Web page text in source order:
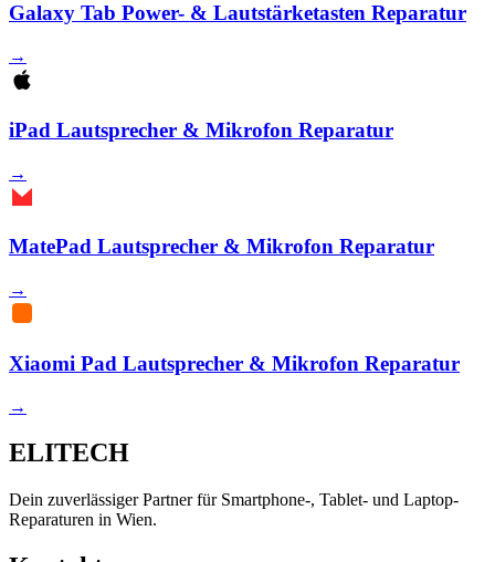
Galaxy Tab Power- & Lautstärketasten Reparatur
→
iPad Lautsprecher & Mikrofon Reparatur
→
MatePad Lautsprecher & Mikrofon Reparatur
→
Xiaomi Pad Lautsprecher & Mikrofon Reparatur
→
ELITECH
Dein zuverlässiger Partner für Smartphone-, Tablet- und Laptop-
Reparaturen in Wien.